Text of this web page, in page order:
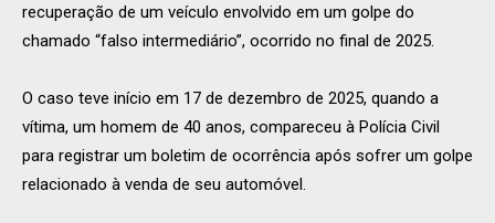
recuperação de um veículo envolvido em um golpe do
chamado “falso intermediário”, ocorrido no final de 2025.
O caso teve início em 17 de dezembro de 2025, quando a
vítima, um homem de 40 anos, compareceu à Polícia Civil
para registrar um boletim de ocorrência após sofrer um golpe
relacionado à venda de seu automóvel.